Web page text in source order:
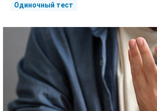
Одиночный тест
Aktueller
Lagerbestand: